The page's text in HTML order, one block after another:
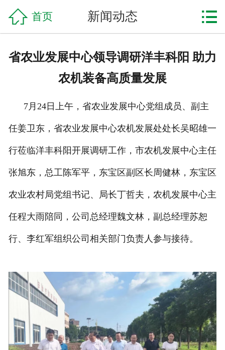
产品中心
 首页 新闻动态 
省农业发展中心领导调研洋丰科阳 助力
农机装备高质量发展
7月24日上午，省农业发展中心党组成员、副主
任姜卫东，省农业发展中心农机发展处处长吴昭雄一
行莅临洋丰科阳开展调研工作，市农机发展中心主任
张旭东，总工陈军平，东宝区副区长周健林，东宝区
农业农村局党组书记、局长丁哲夫，农机发展中心主
任程大雨陪同，公司总经理魏文林，副总经理苏恕
行、李红军组织公司相关部门负责人参与接待。